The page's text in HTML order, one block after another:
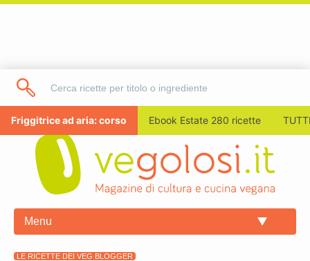
Friggitrice ad aria: corso Ebook Estate 280 ricette
Menu
LE RICETTE DEI VEG BLOGGER